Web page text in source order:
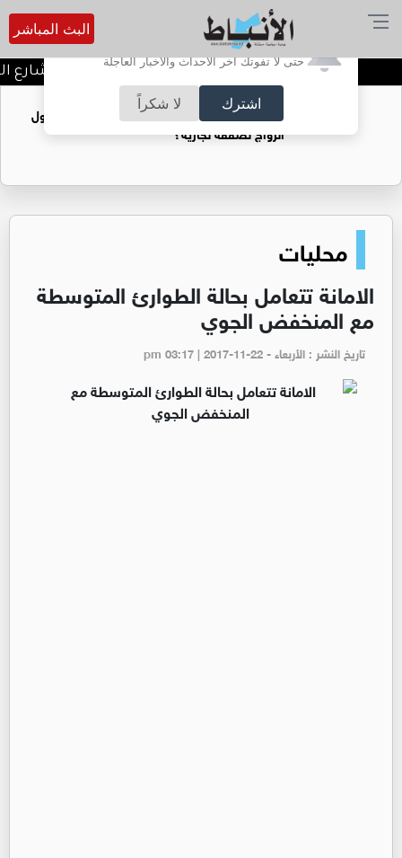
أترغب في تفعيل الإشعارات؟
حتى لا تفوتك آخر الأحداث والأخبار العاجلة
اشترك لا شكراً
البث المباشر
توقيف شبكات دعارة في شارع
فتيات يستغللنه لتحقيق مكاسب مادية.. هل تحول
الزواج لصفقة تجارية؟
محليات
الامانة تتعامل بحالة الطوارئ المتوسطة
مع المنخفض الجوي
تاريخ النشر : الأربعاء - pm 03:17 | 2017-11-22